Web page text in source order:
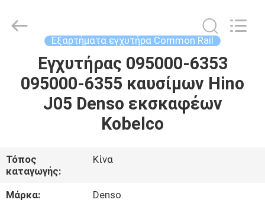
ΣΠΊΤΙ
ΠΡΟΪΌΝΤΑ
ΜΕ
ΕΜΆΣ
AUTO
PARTS
Εξαρτήματα εγχυτήρα Common Rail
Εγχυτήρας 095000-6353
095000-6355 καυσίμων Hino
J05 Denso εκσκαφέων
Kobelco
Τόπος
καταγωγής:
Κίνα
Μάρκα:
Denso